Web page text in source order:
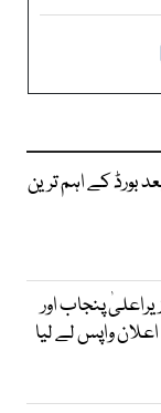
بورڈ کے اہم ترین
کو وزیراعلیٰ پنجاب اور
اعلان واپس لے لیا